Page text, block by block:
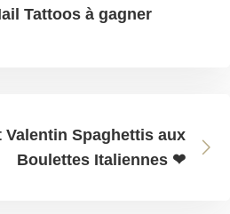
Tattoos à gagner
Valentin Spaghettis aux
Boulettes Italiennes ❤︎